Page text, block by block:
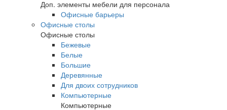
Доп. элементы мебели для персонала
Офисные барьеры
Офисные столы
Офисные столы
Бежевые
Белые
Большие
Деревянные
Для двоих сотрудников
Компьютерные
Компьютерные